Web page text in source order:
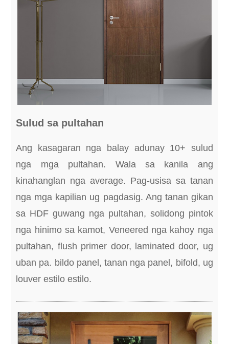
Sulud sa pultahan
Ang kasagaran nga balay adunay 10+ sulud
nga mga pultahan. Wala sa kanila ang
kinahanglan nga average. Pag-usisa sa tanan
nga mga kapilian ug pagdasig. Ang tanan gikan
sa HDF guwang nga pultahan, solidong pintok
nga hinimo sa kamot, Veneered nga kahoy nga
pultahan, flush primer door, laminated door, ug
uban pa. bildo panel, tanan nga panel, bifold, ug
louver estilo estilo.